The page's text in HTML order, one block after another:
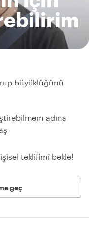
büyüklüğünü
adına
teklifimi bekle!
geç